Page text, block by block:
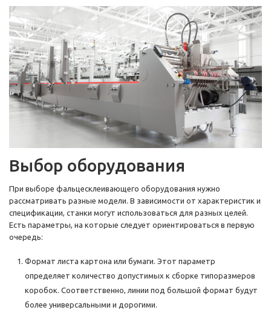
Выбор оборудования
При выборе фальцесклеивающего оборудования нужно
рассматривать разные модели. В зависимости от характеристик и
спецификации, станки могут использоваться для разных целей.
Есть параметры, на которые следует ориентироваться в первую
очередь:
Формат листа картона или бумаги. Этот параметр
определяет количество допустимых к сборке типоразмеров
коробок. Соответственно, линии под большой формат будут
более универсальными и дорогими.